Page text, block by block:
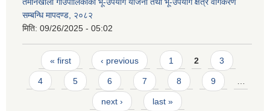
सम्बन्धि मापदण्ड, २०८२
मिति: 09/26/2025 - 05:02
Pages
« first ‹ previous 1 2 3
4 5 6 7 8 9 …
next › last »